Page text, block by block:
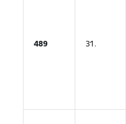
489 31.